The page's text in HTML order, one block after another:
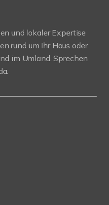
und lokaler Expertise
rund um Ihr Haus oder
im Umland. Sprechen